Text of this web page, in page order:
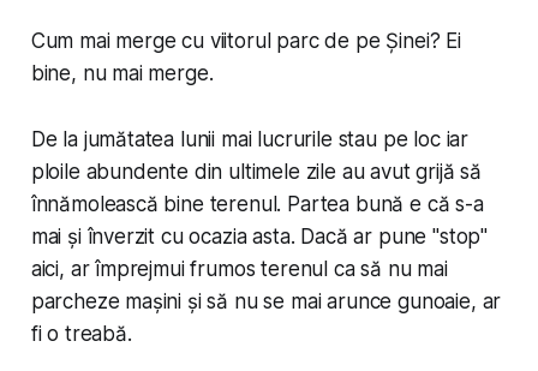
Cum mai merge cu viitorul parc de pe Șinei? Ei
bine, nu mai merge.
De la jumătatea lunii mai lucrurile stau pe loc iar
ploile abundente din ultimele zile au avut grijă să
înnămolească bine terenul. Partea bună e că s-a
mai și înverzit cu ocazia asta. Dacă ar pune "stop"
aici, ar împrejmui frumos terenul ca să nu mai
parcheze mașini și să nu se mai arunce gunoaie, ar
fi o treabă.